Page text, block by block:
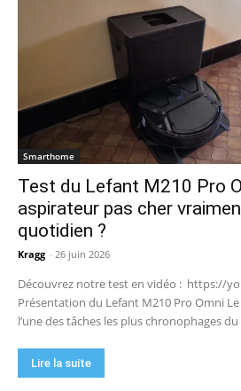
Smarthome
Test du Lefant M210 Pro
aspirateur pas cher
quotidien ?
Kragg - 26 juin 2026
Découvrez notre test en vidéo : https://
Présentation du Lefant M210 Pro Omni
l’une des tâches les plus chronophages
Lire la suite